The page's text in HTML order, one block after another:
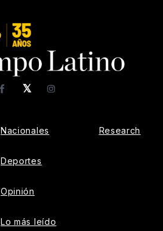
𝕏
FacebookInstagram
Nacionales
Deportes
Opinión
Lo más leído
Research